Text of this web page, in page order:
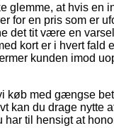
glemme, at hvis en
for en pris som er
det tit være en
kort er i hvert fald
kunden imod
køb med gængse
kan du drage nytte
har til hensigt at